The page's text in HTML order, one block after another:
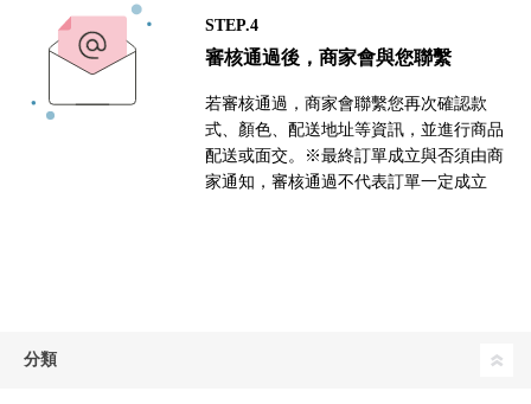
STEP.4
審核通過後，商家會與您聯繫
若審核通過，商家會聯繫您再次確認款
式、顏色、配送地址等資訊，並進行商品
配送或面交。※最終訂單成立與否須由商
家通知，審核通過不代表訂單一定成立
分類